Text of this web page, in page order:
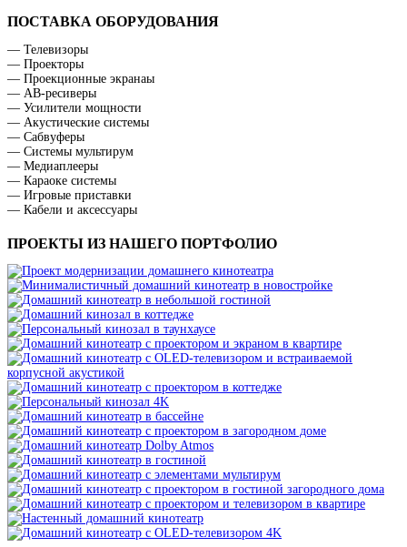
ПОСТАВКА ОБОРУДОВАНИЯ
— Телевизоры
— Проекторы
— Проекционные экранаы
— АВ-ресиверы
— Усилители мощности
— Акустические системы
— Сабвуферы
— Системы мультирум
— Медиаплееры
— Караоке системы
— Игровые приставки
— Кабели и аксессуары
ПРОЕКТЫ ИЗ НАШЕГО ПОРТФОЛИО